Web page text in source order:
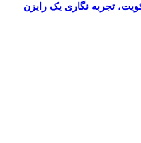
تجربه نگاری یک رایزن